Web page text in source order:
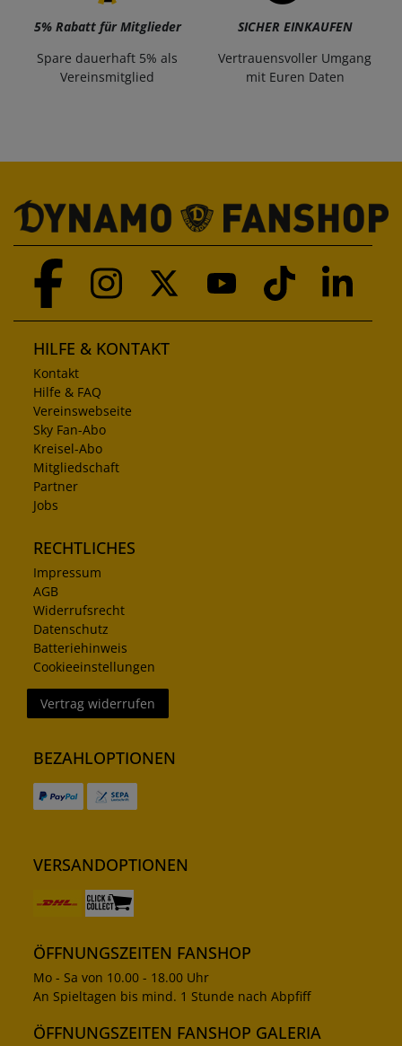
5% Rabatt für Mitglieder
Spare dauerhaft 5% als
Vereinsmitglied
SICHER EINKAUFEN
Vertrauensvoller Umgang
mit Euren Daten
HILFE & KONTAKT
Kontakt
Hilfe & FAQ
Vereinswebseite
Sky Fan-Abo
Kreisel-Abo
Mitgliedschaft
Partner
Jobs
RECHTLICHES
Impressum
AGB
Widerrufsrecht
Datenschutz
Batteriehinweis
Cookieeinstellungen
Vertrag widerrufen
BEZAHLOPTIONEN
VERSANDOPTIONEN
ÖFFNUNGSZEITEN FANSHOP
Mo - Sa von 10.00 - 18.00 Uhr
An Spieltagen bis mind. 1 Stunde nach Abpfiff
ÖFFNUNGSZEITEN FANSHOP GALERIA